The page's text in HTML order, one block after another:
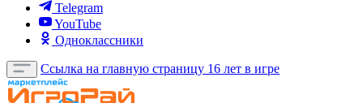
Telegram
YouTube
Одноклассники
Ссылка на главную страницу 16 лет в игре